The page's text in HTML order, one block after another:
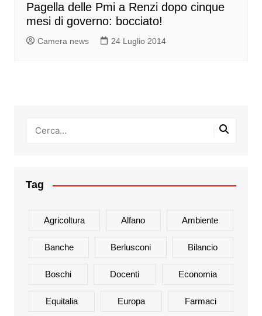
Pagella delle Pmi a Renzi dopo cinque
mesi di governo: bocciato!
Camera news 24 Luglio 2014
Tag
Agricoltura Alfano Ambiente
Banche Berlusconi Bilancio
Boschi Docenti Economia
Equitalia Europa Farmaci